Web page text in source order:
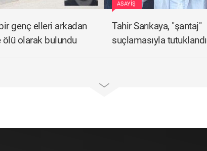
genç elleri arkadan
ölü olarak bulundu
ASAYIŞ
Tahir Sarıkaya, "şantaj"
suçlamasıyla tutuklandı